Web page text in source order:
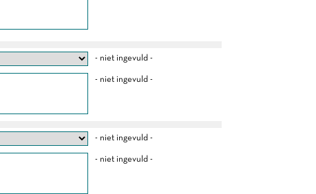
- niet ingevuld -
- niet ingevuld -
- niet ingevuld -
- niet ingevuld -